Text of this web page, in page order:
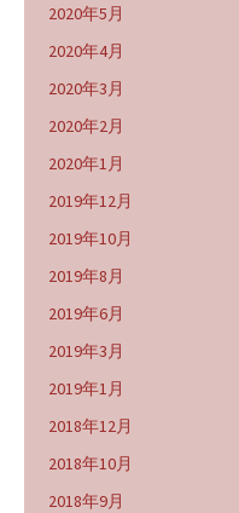
2020年5月
2020年4月
2020年3月
2020年2月
2020年1月
2019年12月
2019年10月
2019年8月
2019年6月
2019年3月
2019年1月
2018年12月
2018年10月
2018年9月